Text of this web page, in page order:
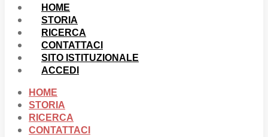
HOME
STORIA
RICERCA
CONTATTACI
SITO ISTITUZIONALE
ACCEDI
HOME
STORIA
RICERCA
CONTATTACI